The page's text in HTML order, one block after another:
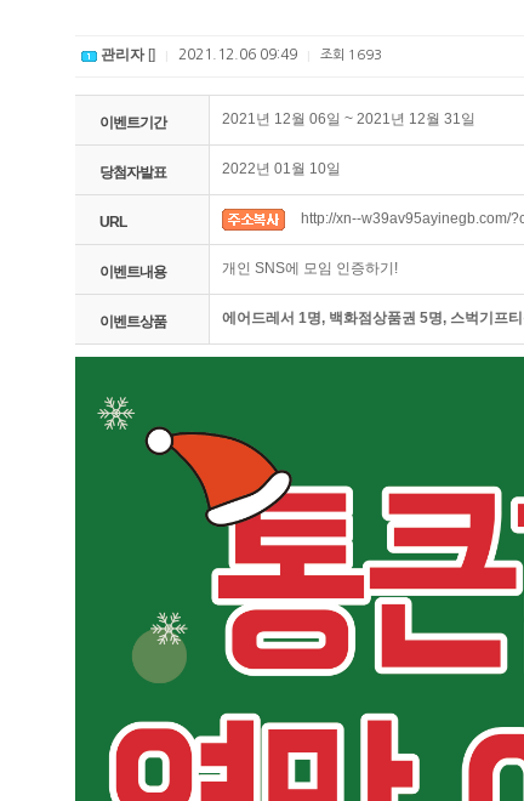
관리자[] 2021.12.06 09:49 조회 1693
이벤트기간 2021년 12월 06일 ~ 2021년 12월 31일
당첨자발표 2022년 01월 10일
URL http://xn--w39av95ayinegb.com/
이벤트내용 개인 SNS에 모임 인증하기!
이벤트상품 에어드레서 1명, 백화점상품권 5명, 스벅기프